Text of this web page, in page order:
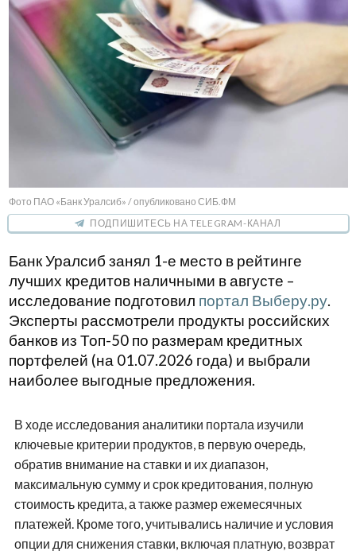
Фото ПАО «Банк Уралсиб» / опубликовано СИБ.ФМ
ПОДПИШИТЕСЬ НА TELEGRAM-КАНАЛ
Банк Уралсиб занял 1-е место в рейтинге
лучших кредитов наличными в августе –
исследование подготовил портал Выберу.ру.
Эксперты рассмотрели продукты российских
банков из Топ-50 по размерам кредитных
портфелей (на 01.07.2026 года) и выбрали
наиболее выгодные предложения.
В ходе исследования аналитики портала изучили
ключевые критерии продуктов, в первую очередь,
обратив внимание на ставки и их диапазон,
максимальную сумму и срок кредитования, полную
стоимость кредита, а также размер ежемесячных
платежей. Кроме того, учитывались наличие и условия
опции для снижения ставки, включая платную, возврат